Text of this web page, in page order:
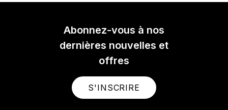
Abonnez-vous à nos
dernières nouvelles et
offres
S'INSCRIRE